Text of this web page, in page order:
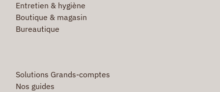
Entretien & hygiène
Boutique & magasin
Bureautique
Solutions Grands-comptes
Nos guides